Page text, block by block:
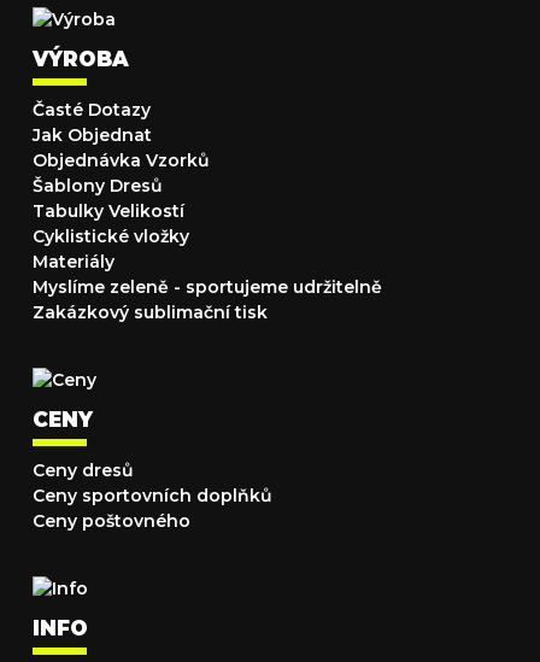
VÝROBA
Časté Dotazy
Jak Objednat
Objednávka Vzorků
Šablony Dresů
Tabulky Velikostí
Cyklistické vložky
Materiály
Myslíme zeleně - sportujeme udržitelně
Zakázkový sublimační tisk
CENY
Ceny dresů
Ceny sportovních doplňků
Ceny poštovného
INFO